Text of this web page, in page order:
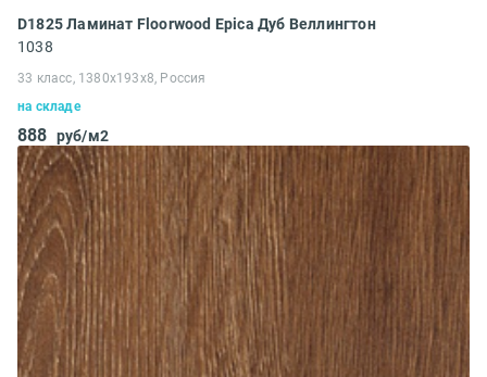
D1825 Ламинат Floorwood Epica Дуб Веллингтон
1038
33 класс, 1380х193х8, Россия
на складе
888 руб/м2